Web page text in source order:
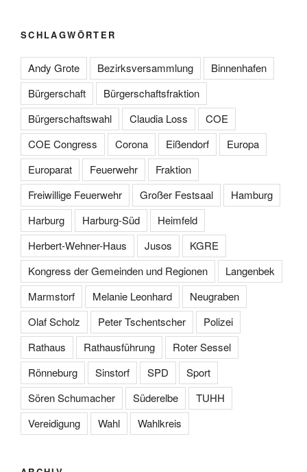
SCHLAGWÖRTER
Andy Grote Bezirksversammlung
Binnenhafen
Bürgerschaft
Bürgerschaftsfraktion
Bürgerschaftswahl
Claudia Loss
COE
COE Congress
Corona Eißendorf
Europa
Europarat
Feuerwehr
Fraktion
Freiwillige Feuerwehr
Großer Festsaal
Hamburg
Harburg
Harburg-Süd
Heimfeld
Herbert-Wehner-Haus
Jusos
KGRE
Kongress der Gemeinden und Regionen
Langenbek
Marmstorf
Melanie Leonhard
Neugraben
Olaf Scholz
Peter Tschentscher
Polizei
Rathaus
Rathausführung
Roter Sessel
Rönneburg
Sinstorf SPD
Sport
Sören Schumacher
Süderelbe
TUHH
Vereidigung
Wahl Wahlkreis